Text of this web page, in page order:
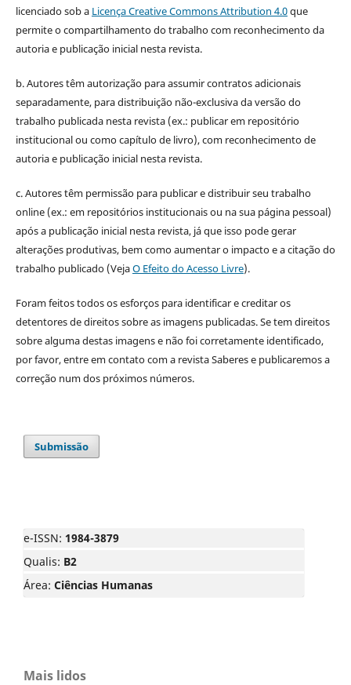
licenciado sob a Licença Creative Commons Attribution 4.0que
permite o compartilhamento do trabalho com reconhecimento da
autoria e publicação inicial nesta revista.
b. Autores têm autorização para assumir contratos adicionais
separadamente, para distribuição não-exclusiva da versão do
trabalho publicada nesta revista (ex.: publicar em repositório
institucional ou como capítulo de livro), com reconhecimento de
autoria e publicação inicial nesta revista.
c. Autores têm permissão para publicar e distribuir seu trabalho
online (ex.: em repositórios institucionais ou na sua página pessoal)
após a publicação inicial nesta revista, já que isso pode gerar
alterações produtivas, bem como aumentar o impacto e a citação do
trabalho publicado (VejaO Efeito do Acesso Livre).
Foram feitos todos os esforços para identificar e creditar os
detentores de direitos sobre as imagens publicadas. Se tem direitos
sobre alguma destas imagens e não foi corretamente identificado,
por favor, entre em contato com a revista Saberes e publicaremos a
correção num dos próximos números.
Submissão
e-ISSN: 1984-3879
Qualis: B2
Área: Ciências Humanas
Mais lidos